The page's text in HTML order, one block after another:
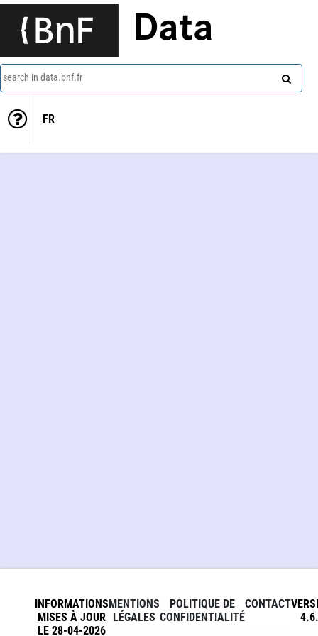
Data
search in data.bnf.fr
FR
INFORMATIONS
MISES À JOUR
LE 28-04-2026
MENTIONS
LÉGALES
POLITIQUE DE
CONFIDENTIALITÉ
CONTACT